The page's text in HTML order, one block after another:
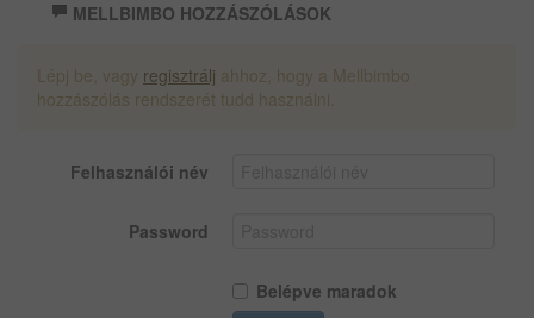
MELLBIMBO HOZZÁSZÓLÁSOK
Lépj be, vagy regisztrálj ahhoz, hogy a Mellbimbo
hozzászólás rendszerét tudd használni.
Felhasználói név
Password
Belépve maradok